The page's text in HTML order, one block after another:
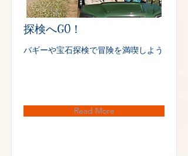
探検へGO！
バギーや宝石探検で冒険を満喫しよう
Read More